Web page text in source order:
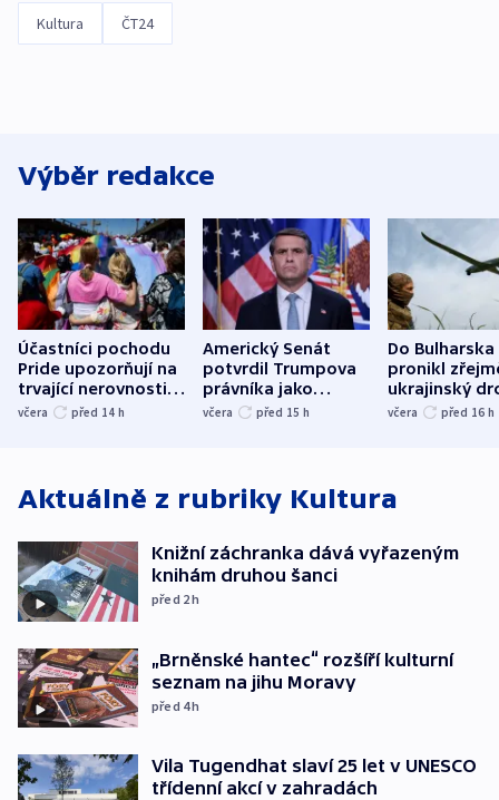
Kultura ČT24
Výběr redakce
Účastníci pochodu
Pride upozorňují na
trvající nerovnosti i
společenskou
včera před 14 h
Americký Senát
potvrdil Trumpova
právníka jako
ministra
včera před 15 h
Do Bulharska
pronikl
ukrajinský
explodoval
včera před 16 h
Aktuálně z rubriky Kultura
Knižní záchranka dává vyřazeným
knihám druhou šanci
před 2h
„Brněnské hantec“ rozšíří kulturní
seznam na jihu Moravy
před 4h
Vila Tugendhat slaví 25 let v UNESCO
třídenní akcí v zahradách